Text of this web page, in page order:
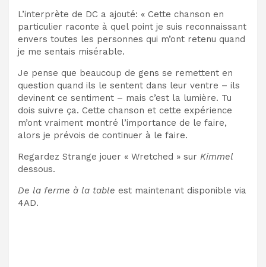
L’interprète de DC a ajouté: « Cette chanson en
particulier raconte à quel point je suis reconnaissant
envers toutes les personnes qui m’ont retenu quand
je me sentais misérable.
Je pense que beaucoup de gens se remettent en
question quand ils le sentent dans leur ventre – ils
devinent ce sentiment – mais c’est la lumière. Tu
dois suivre ça. Cette chanson et cette expérience
m’ont vraiment montré l’importance de le faire,
alors je prévois de continuer à le faire.
Regardez Strange jouer « Wretched » sur Kimmel
dessous.
De la ferme à la table est maintenant disponible via
4AD.